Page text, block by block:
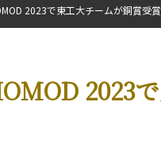
2023
2023で東工大チームが銅賞受賞